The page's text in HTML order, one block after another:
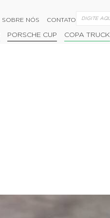
SOBRE NÓS CONTATO
PORSCHE CUP COPA TRUCK